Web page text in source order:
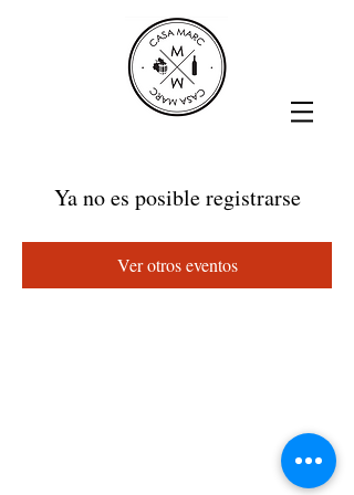
Ya no es posible registrarse
Ver otros eventos